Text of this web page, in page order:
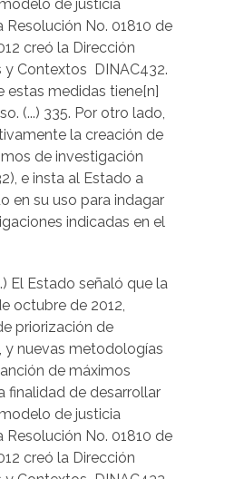
de justicia
Resolución No. 01810 de
creó la Dirección
Contextos  DINAC432.
medidas tiene[n]
(...) 335. Por otro lado,
la creación de
de investigación
e insta al Estado a
en su uso para indagar
indicadas en el
El Estado señaló que la
octubre de 2012,
priorización de
y nuevas metodologías
de máximos
finalidad de desarrollar
de justicia
Resolución No. 01810 de
creó la Dirección